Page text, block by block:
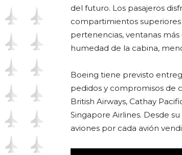
del futuro. Los pasajeros
compartimientos
pertenencias, ventanas
humedad de la cabina,
Boeing tiene previsto
pedidos y compromisos de
British Airways, Cathay
Singapore Airlines. Desde
aviones por cada avión